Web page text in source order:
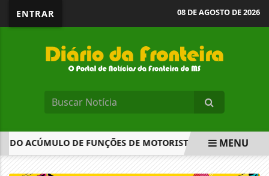
ENTRAR 08 DE AGOSTO DE 2026
ACÚMULO DE FUNÇÕES DE MOTORISTA E COBRADOR
MENU